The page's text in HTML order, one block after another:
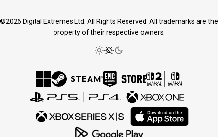
©2026 Digital Extremes Ltd. All Rights Reserved. All trademarks are the
property of their respective owners.